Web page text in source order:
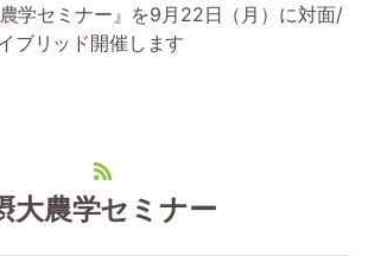
農学セミナー』を9月22日（月）に対面/
ブリッド開催します
大農学セミナー